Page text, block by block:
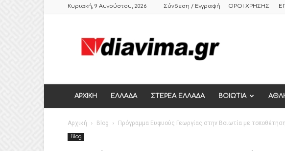
Κυριακή, 9 Αυγούστου, 2026 Σύνδεση / Εγγραφή ΟΡΟΙ ΧΡΗΣΗΣ
ΕΒΔΟΜΑΔΙΑΙΑ
ΠΟΛΙΤΙΚΗ
ΕΛΛΑΔΑΣ,
ΘΗΒΑ
ΑΡΧΙΚΗ ΕΛΛΑΔΑ ΣΤΕΡΕΑ ΕΛΛΑΔΑ ΒΟΙΩΤΙΑ
Αρχική Blog Πρόγραμμα Ευφυούς Γεωργίας στην Βοιωτία με
Blog